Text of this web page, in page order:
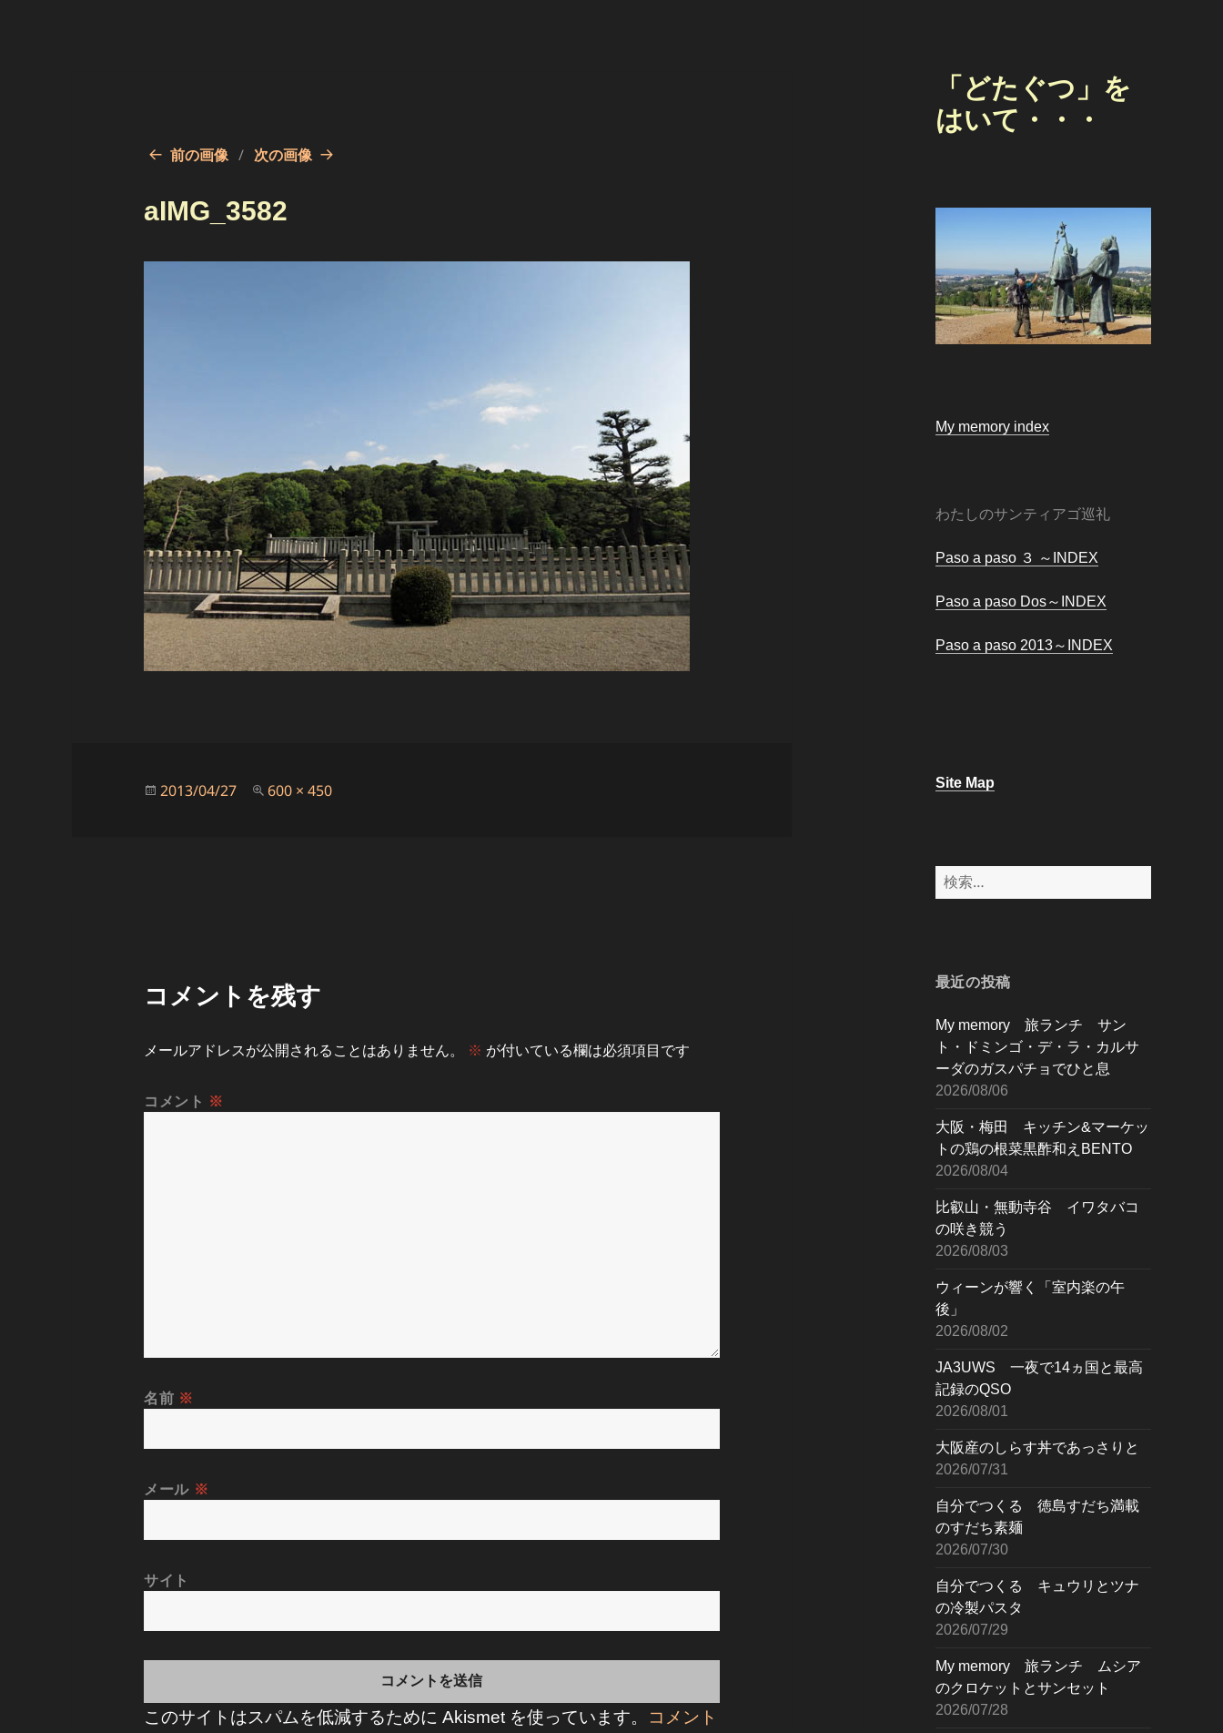
「どたぐつ」を
はいて・・・
My memory index
わたしのサンティアゴ巡礼
Paso a paso ３ ～INDEX
Paso a paso Dos～INDEX
Paso a paso 2013～INDEX
Site Map
検
索:
最近の投稿
My memory 旅ランチ サン
ト・ドミンゴ・デ・ラ・カルサ
ーダのガスパチョでひと息
2026/08/06
大阪・梅田 キッチン&マーケッ
トの鶏の根菜黒酢和えBENTO
2026/08/04
比叡山・無動寺谷 イワタバコ
の咲き競う
2026/08/03
ウィーンが響く「室内楽の午
後」
2026/08/02
JA3UWS 一夜で14ヵ国と最高
記録のQSO
2026/08/01
大阪産のしらす丼であっさりと
2026/07/31
自分でつくる 徳島すだち満載
のすだち素麺
2026/07/30
自分でつくる キュウリとツナ
の冷製パスタ
2026/07/29
My memory 旅ランチ ムシア
のクロケットとサンセット
2026/07/28
前の画像 次の画像
aIMG_3582
投
2013/04/27
フ
600 × 450
コメントを残す
メールアドレスが公開されることはありません。 ※ が付いている欄は必須項目です
コメント ※
名前 ※
メール ※
サイト
このサイトはスパムを低減するために Akismet を使っています。
コメント